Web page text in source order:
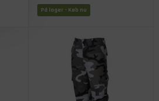
På lager - Køb nu